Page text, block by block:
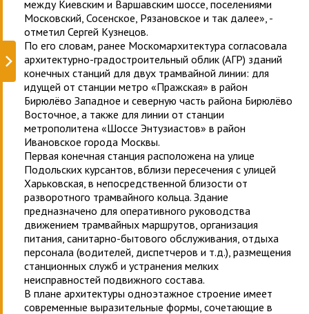
между Киевским и Варшавским шоссе, поселениями
Московский, Сосенское, Рязановское и так далее», -
отметил Сергей Кузнецов.
По его словам, ранее Москомархитектура согласовала
архитектурно-градостроительный облик (АГР) зданий
конечных станций для двух трамвайной линии: для
идущей от станции метро «Пражская» в район
Бирюлёво Западное и северную часть района Бирюлёво
Восточное, а также для линии от станции
метрополитена «Шоссе Энтузиастов» в район
Ивановское города Москвы.
Первая конечная станция расположена на улице
Подольских курсантов, вблизи пересечения с улицей
Харьковская, в непосредственной близости от
разворотного трамвайного кольца. Здание
предназначено для оперативного руководства
движением трамвайных маршрутов, организация
питания, санитарно-бытового обслуживания, отдыха
персонала (водителей, диспетчеров и т.д.), размещения
станционных служб и устранения мелких
неисправностей подвижного состава.
В плане архитектуры одноэтажное строение имеет
современные выразительные формы, сочетающие в